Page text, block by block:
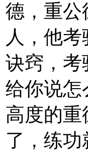
德，重公
人，他
诀窍，考
给你说怎
高度的
了，练